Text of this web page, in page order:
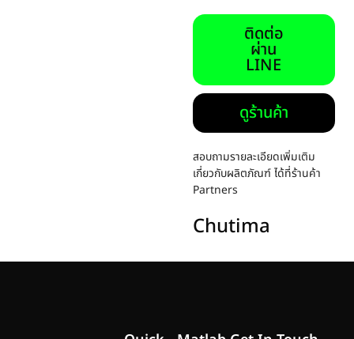
ติดต่อ
ผ่าน
LINE
ดูร้านค้า
สอบถามรายละเอียดเพิ่มเติม
เกี่ยวกับผลิตภัณฑ์ ได้ที่ร้านค้า
Partners
Chutima